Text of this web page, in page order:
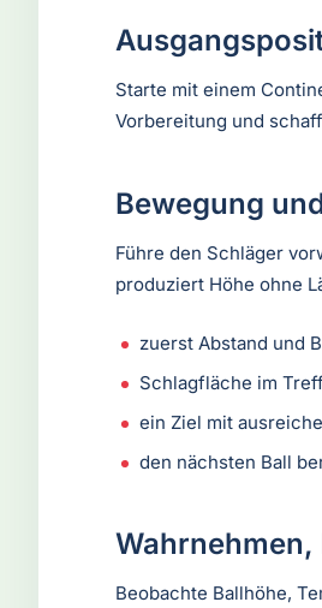
Starte mit einem
Vorbereitung und
Bewegung
Führe den Schläger
produziert Höhe ohne
zuerst Abstand und
Schlagfläche im
ein Ziel mit
den nächsten Ball
Beobachte Ballhöhe,